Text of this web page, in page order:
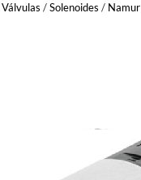
Válvulas /Solenoides / Namur